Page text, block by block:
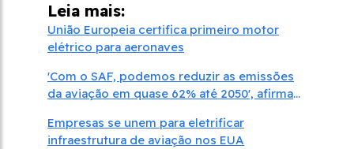
Leia mais:
União Europeia certifica primeiro motor
elétrico para aeronaves
'Com o SAF, podemos reduzir as emissões
da aviação em quase 62% até 2050', afirma
Empresas se unem para eletrificar
infraestrutura de aviação nos EUA